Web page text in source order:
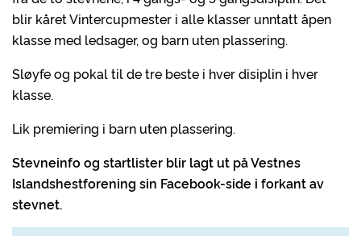
blir kåret Vintercupmester i alle klasser unntatt åpen
klasse med ledsager, og barn uten plassering.
Sløyfe og pokal til de tre beste i hver disiplin i hver
klasse.
Lik premiering i barn uten plassering.
Stevneinfo og startlister blir lagt ut på Vestnes
Islandshestforening sin Facebook-side i forkant av
stevnet.